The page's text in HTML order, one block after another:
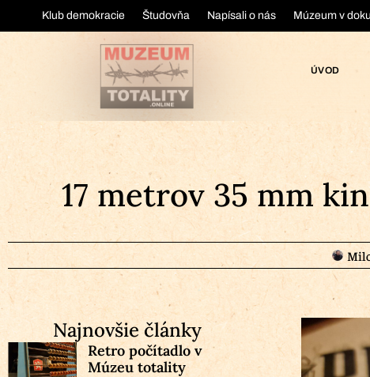
Klub demokracie Študovňa Napísali o nás Múzeum v
ÚVOD
17 metrov 35 mm
Najnovšie články
Retro počítadlo v
Múzeu totality